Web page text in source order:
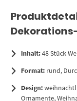
Inhalt:48 Stück
Format: rund,
Design:
Ornamente,